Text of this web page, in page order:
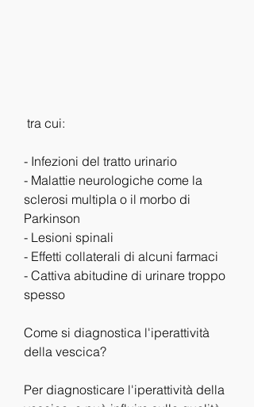
tra cui:
- Infezioni del tratto urinario
- Malattie neurologiche come la
sclerosi multipla o il morbo di
Parkinson
- Lesioni spinali
- Effetti collaterali di alcuni farmaci
- Cattiva abitudine di urinare troppo
spesso
Come si diagnostica l'iperattività
della vescica?
Per diagnosticare l'iperattività della